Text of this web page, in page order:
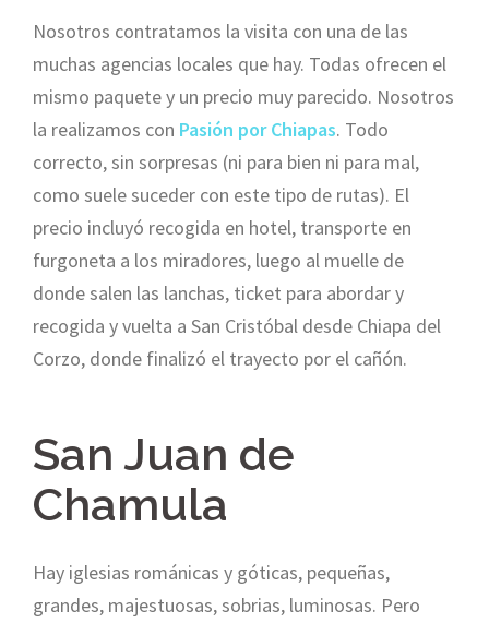
Nosotros contratamos la visita con una de las
muchas agencias locales que hay. Todas ofrecen el
mismo paquete y un precio muy parecido. Nosotros
la realizamos con Pasión por Chiapas. Todo
correcto, sin sorpresas (ni para bien ni para mal,
como suele suceder con este tipo de rutas). El
precio incluyó recogida en hotel, transporte en
furgoneta a los miradores, luego al muelle de
donde salen las lanchas, ticket para abordar y
recogida y vuelta a San Cristóbal desde Chiapa del
Corzo, donde finalizó el trayecto por el cañón.
San Juan de
Chamula
Hay iglesias románicas y góticas, pequeñas,
grandes, majestuosas, sobrias, luminosas. Pero